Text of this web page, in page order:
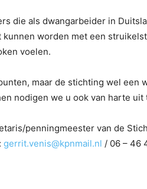
die als dwangarbeider in
worden met een
voelen.
maar de stichting wel een
nodigen we u ook van harte uit
penningmeester van de
gerrit.venis@kpnmail.nl / 06 – 46